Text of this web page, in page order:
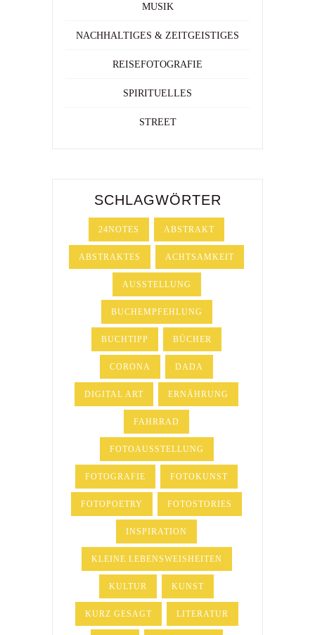
MUSIK
NACHHALTIGES & ZEITGEISTIGES
REISEFOTOGRAFIE
SPIRITUELLES
STREET
SCHLAGWÖRTER
24NOTES ABSTRAKT
ABSTRAKTES ACHTSAMKEIT
AUSSTELLUNG
BUCHEMPFEHLUNG
BUCHTIPP BÜCHER
CORONA DADA
DIGITAL ART ERNÄHRUNG
FAHRRAD
FOTOAUSSTELLUNG
FOTOGRAFIE FOTOKUNST
FOTOPOETRY FOTOSTORIES
INSPIRATION
KLEINE LEBENSWEISHEITEN
KULTUR KUNST
KURZ GESAGT LITERATUR